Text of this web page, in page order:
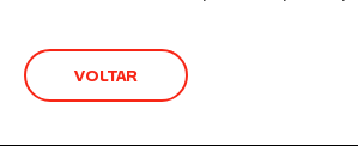
VOLTAR